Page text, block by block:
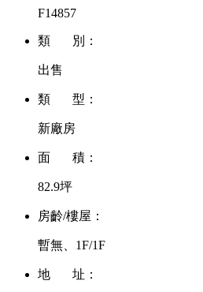
F14857
類 別：
出售
類 型：
新廠房
面 積：
82.9坪
房齡/樓屋：
暫無、1F/1F
地 址：